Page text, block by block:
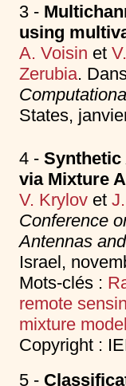
3 -
using
A. Voisin et
Zerubia.
States,
4 - Synthetic
via Mixture
V. Krylovet
Conference
Antennas
Israel,
Mots-clés :
remote
mixture
Copyright :
5 -